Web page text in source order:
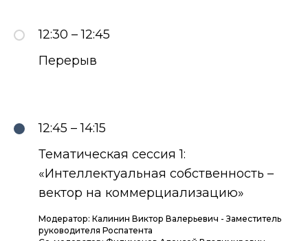
12:30 – 12:45
Перерыв
12:45 – 14:15
Тематическая сессия 1:
«Интеллектуальная собственность –
вектор на коммерциализацию»
Модератор: Калинин Виктор Валерьевич - Заместитель
руководителя Роспатента